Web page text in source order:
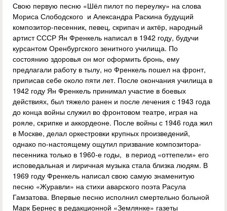
Свою первую песню «Шёл пилот по переулку» на слова
Мориса Слободского и Александра Раскина будущий
композитор-песенник, певец, скрипач и актёр, народный
артист СССР Ян Френкель написал в 1942 году, будучи
курсантом Оренбургского зенитного училища. По
состоянию здоровья он мог оформить бронь, ему
предлагали работу в тылу, но Френкель пошел на фронт,
приписав себе около пяти лет. После окончания училища в
1942 году Ян Френкель принимал участие в боевых
действиях, был тяжело ранен и после лечения с 1943 года
до конца войны служил во фронтовом театре, играя на
рояле, скрипке и аккордеоне. После войны с 1946 года жил
в Москве, делал оркестровки крупных произведений,
однако по-настоящему ощутил призвание композитора-
песенника только в 1960-е годы, в период «оттепели» его
исповедальная и лиричная музыка стала близка людям. В
1969 году Френкель написал свою самую знаменитую
песню «Журавли» на стихи аварского поэта Расула
Гамзатова. Впервые песню исполнил смертельно больной
Марк Бернес в редакционной «Землянке» газеты